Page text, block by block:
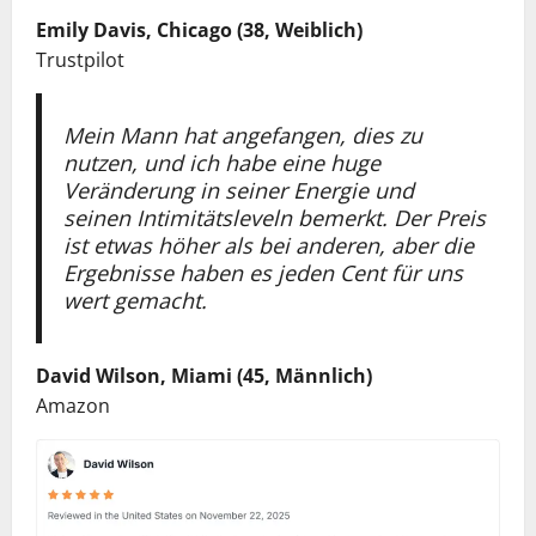
Emily Davis, Chicago (38, Weiblich)
Trustpilot
Mein Mann hat angefangen, dies zu
nutzen, und ich habe eine huge
Veränderung in seiner Energie und
seinen Intimitätsleveln bemerkt. Der Preis
ist etwas höher als bei anderen, aber die
Ergebnisse haben es jeden Cent für uns
wert gemacht.
David Wilson, Miami (45, Männlich)
Amazon